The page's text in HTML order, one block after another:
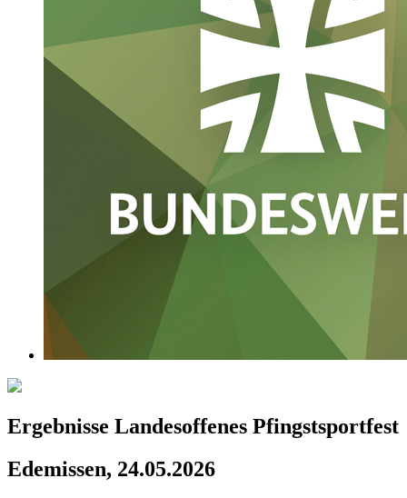
Ergebnisse Landesoffenes Pfingstsportfest
Edemissen, 24.05.2026